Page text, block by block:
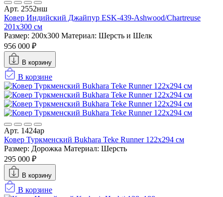
Арт. 2552нш
Ковер Индийский Джайпур ESK-439-Ashwood/Chartreuse
201x300 см
Размер: 200x300 Материал: Шерсть и Шелк
956 000 ₽
В корзину
В корзине
Арт. 1424ар
Ковер Туркменский Bukhara Teke Runner 122x294 см
Размер: Дорожка Материал: Шерсть
295 000 ₽
В корзину
В корзине